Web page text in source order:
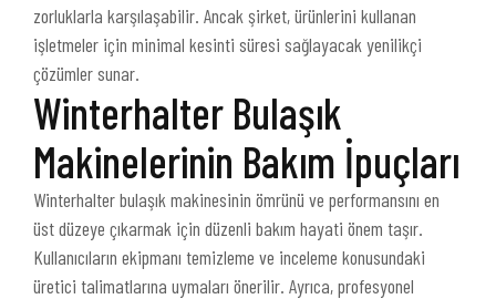
zorluklarla karşılaşabilir. Ancak şirket, ürünlerini kullanan
işletmeler için minimal kesinti süresi sağlayacak yenilikçi
çözümler sunar.
Winterhalter Bulaşık
Makinelerinin Bakım İpuçları
Winterhalter bulaşık makinesinin ömrünü ve performansını en
üst düzeye çıkarmak için düzenli bakım hayati önem taşır.
Kullanıcıların ekipmanı temizleme ve inceleme konusundaki
üretici talimatlarına uymaları önerilir. Ayrıca, profesyonel